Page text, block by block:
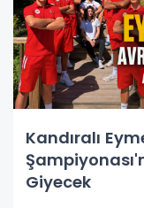
Kandıralı
Giyecek